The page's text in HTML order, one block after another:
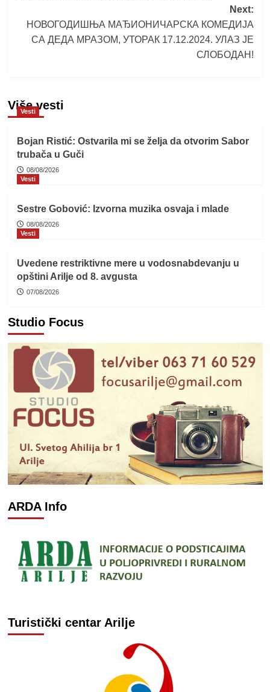
Next:
НОВОГОДИШЊА МАЂИОНИЧАРСКА КОМЕДИЈА
СА ДЕДА МРАЗОМ, УТОРАК 17.12.2024. УЛАЗ ЈЕ
СЛОБОДАН!
Više vesti
Vesti
Bojan Ristić: Ostvarila mi se želja da otvorim Sabor
trubača u Guči
08/08/2026
Vesti
Sestre Gobović: Izvorna muzika osvaja i mlade
08/08/2026
Vesti
Uvedene restriktivne mere u vodosnabdevanju u
opštini Arilje od 8. avgusta
07/08/2026
Studio Focus
ARDA Info
Turistički centar Arilje